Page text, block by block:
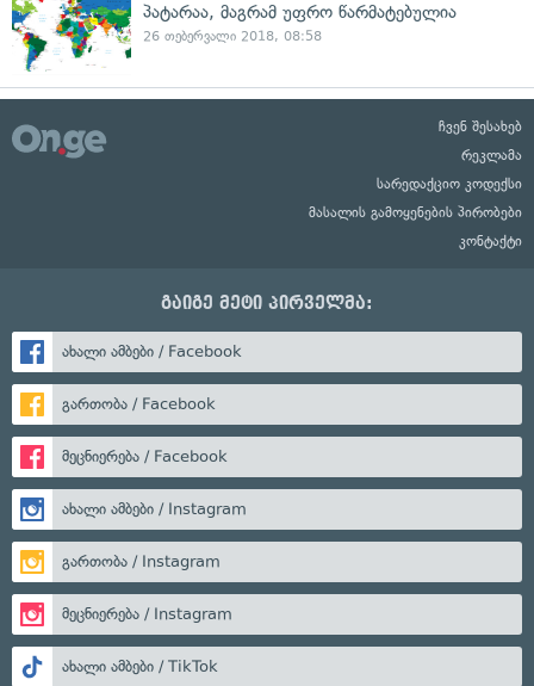
პატარაა, მაგრამ უფრო წარმატებულია
26 თებერვალი 2018, 08:58
ჩვენ შესახებ
რეკლამა
სარედაქციო კოდექსი
მასალის გამოყენების პირობები
კონტაქტი
გაიგე მეტი პირველმა:
ახალი ამბები / Facebook
გართობა / Facebook
მეცნიერება / Facebook
ახალი ამბები / Instagram
გართობა / Instagram
მეცნიერება / Instagram
ახალი ამბები / TikTok